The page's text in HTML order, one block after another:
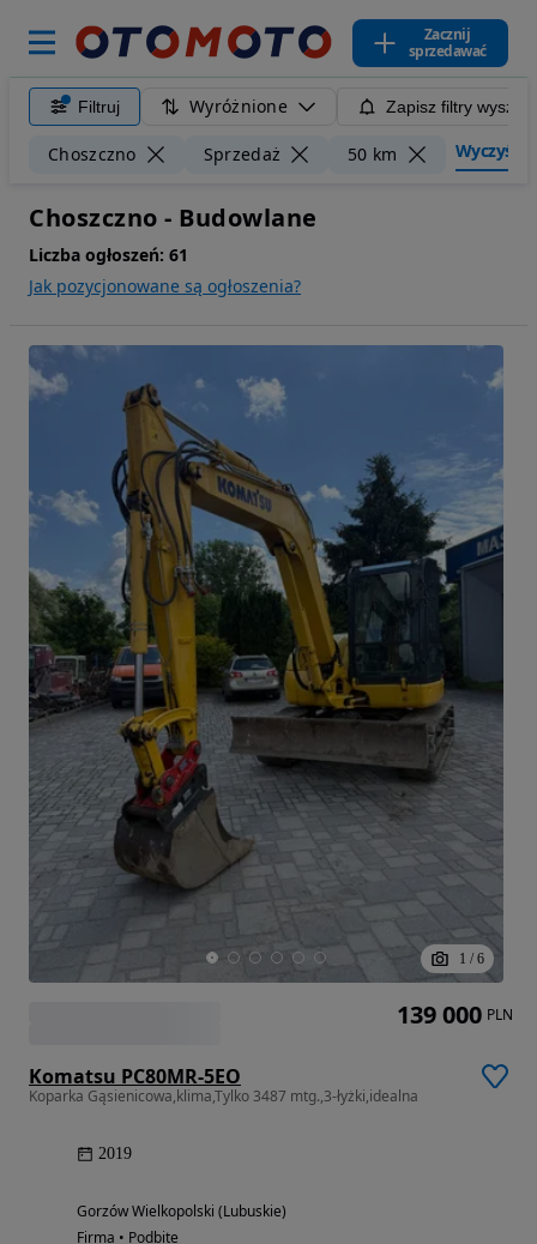
Zacznij
sprzedawać
Filtruj Wyróżnione Zapisz filtry
Choszczno Sprzedaż 50 km Wyczyść
Choszczno - Budowlane
Liczba ogłoszeń: 61
Jak pozycjonowane są ogłoszenia?
1 / 6
Komatsu PC80MR-5EO
Koparka Gąsienicowa,klima,Tylko 3487 mtg.,3-łyżki,idealna
2019
Gorzów Wielkopolski (Lubuskie)
Firma • Podbite
139 000 PLN